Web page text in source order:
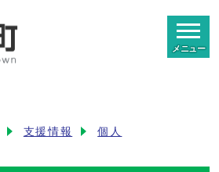
メニュー
支援情報 個人